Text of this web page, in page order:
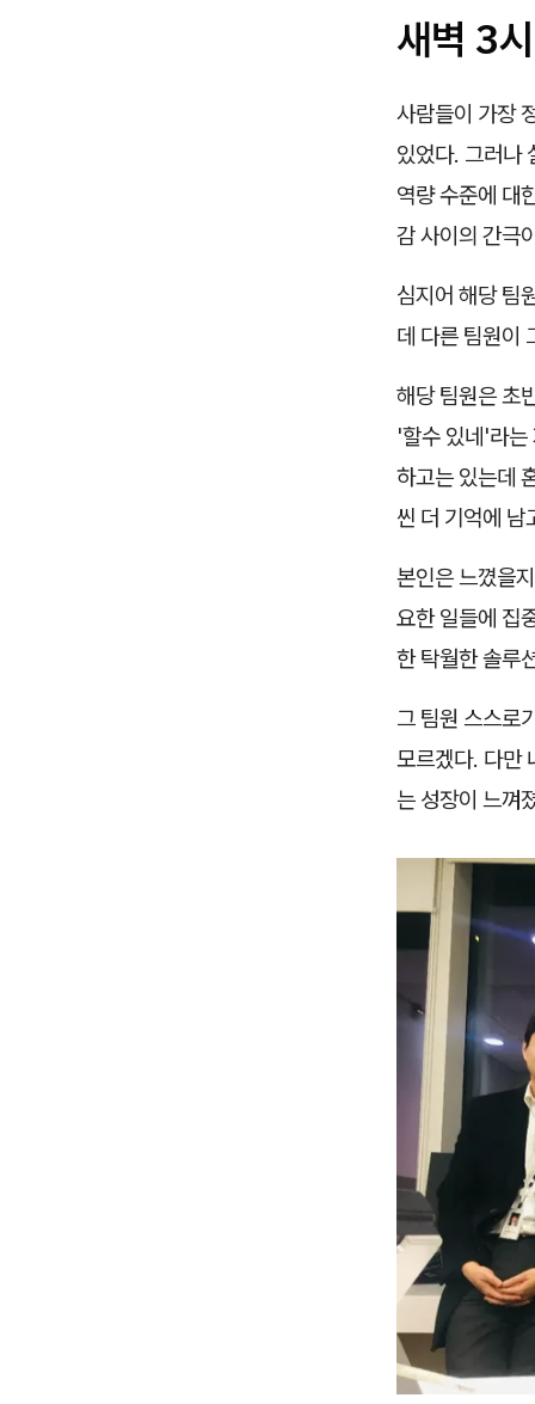
새벽 3
사람들이 가장
있었다. 그러나
역량 수준에 대
감 사이의 간극
심지어 해당 팀
데 다른 팀원이
해당 팀원은 초
'할수 있네'라는
하고는 있는데
씬 더 기억에 남
본인은 느꼈을
요한 일들에 집
한 탁월한 솔루
그 팀원 스스로
모르겠다. 다만
는 성장이 느껴